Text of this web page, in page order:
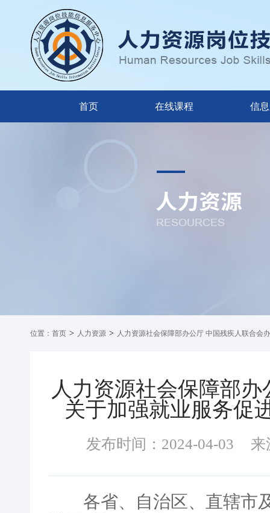
首页 在线课程 信
位置： 首页 > 人力资源 > 人力资源社会保障部办公厅 中国残疾人联合会
人力资源社会保障部
关于加强就业服务促
发布时间：2024-04-03 来
各省、自治区、直辖市及